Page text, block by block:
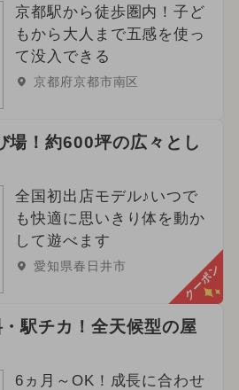
京都駅から徒歩圏内！子ど
もから大人まで五感を使っ
て没入できる
京都府京都市南区
場！約600坪の広々とし
全国初出店モデル♪いつで
も快適に思いきり体を動か
して遊べます
愛知県春日井市 クーポン
駅チカ！全天候型の屋
6ヵ月～OK！成長に合わせ